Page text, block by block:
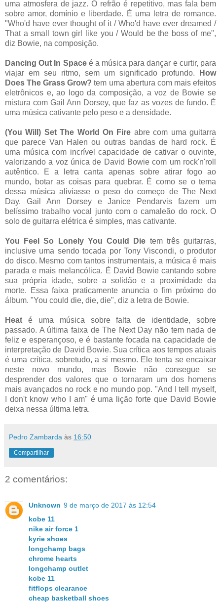
uma atmosfera de jazz. O refrão é repetitivo, mas fala bem
sobre amor, domínio e liberdade. É uma letra de romance.
"Who'd have ever thought of it / Who'd have ever dreamed /
That a small town girl like you / Would be the boss of me",
diz Bowie, na composição.
Dancing Out In Space é a música para dançar e curtir, para
viajar em seu ritmo, sem um significado profundo.
How
Does The Grass Grow?tem uma abertura com mais efeitos
eletrônicos e, ao logo da composição, a voz de Bowie se
mistura com Gail Ann Dorsey, que faz as vozes de fundo. É
uma música cativante pelo peso e a densidade.
(You Will) Set The World On Fire abre com uma guitarra
que parece Van Halen ou outras bandas de hard rock. É
uma música com incrível capacidade de cativar o ouvinte,
valorizando a voz única de David Bowie com um rock'n'roll
autêntico. E a letra canta apenas sobre atirar fogo ao
mundo, botar as coisas para quebrar. É como se o tema
dessa música aliviasse o peso do começo de The Next
Day. Gail Ann Dorsey e Janice Pendarvis fazem um
belíssimo trabalho vocal junto com o camaleão do rock. O
solo de guitarra elétrica é simples, mas cativante.
You Feel So Lonely You Could Die tem três guitarras,
inclusive uma sendo tocada por Tony Viscondi, o produtor
do disco. Mesmo com tantos instrumentais, a música é mais
parada e mais melancólica. É David Bowie cantando sobre
sua própria idade, sobre a solidão e a proximidade da
morte. Essa faixa praticamente anuncia o fim próximo do
álbum. "You could die, die, die", diz a letra de Bowie.
Heat é uma música sobre falta de identidade, sobre
passado. A última faixa de The Next Day não tem nada de
feliz e esperançoso, e é bastante focada na capacidade de
interpretação de David Bowie. Sua crítica aos tempos atuais
é uma crítica, sobretudo, a si mesmo. Ele tenta se encaixar
neste novo mundo, mas Bowie não consegue se
desprender dos valores que o tornaram um dos homens
mais avançados no rock e no mundo pop. "And I tell myself,
I don't know who I am" é uma lição forte que David Bowie
deixa nessa última letra.
Pedro Zambarda às 16:50
Compartilhar
2 comentários:
Unknown 9 de março de 2017 às 12:54
kobe 11
nike air force 1
kyrie shoes
longchamp bags
chrome hearts
longchamp outlet
kobe 11
fitflops clearance
cheap basketball shoes